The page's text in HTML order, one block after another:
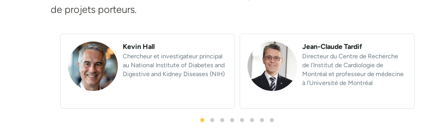
de projets porteurs.
Despoina Manousaki
Professeure adjointe de clinique au
Département de pédiatrie et
chercheuse au Centre de recherche
Benoit Arsenault
Professeur titulaire au Département
de médecine de l'Université Laval